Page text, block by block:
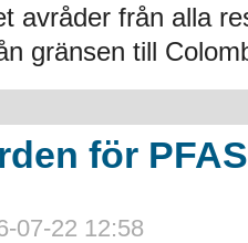
avråder från alla
gränsen till
för
07-22 12:58